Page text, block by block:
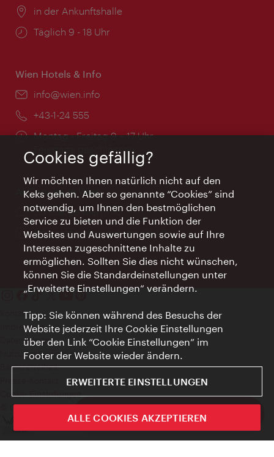
ivie - Die offizielle City Guide App
Ort:
in der Ankunftshalle
Öffnungszeiten:
Täglich 9 - 18 Uhr
Wien Hotels & Info
Email:
info@wien.info
Telefon:
+43-1-24 555
Öffnungszeiten:
Montag - Freitag 9 – 17 Uhr
Feiertags geschlossen
AI Concierge Wien
Ort:
concierge.wien.info
Öffnungszeiten:
Informationen rund um die Uhr
Kontakt
Impressum
Datenschutz
Nutzungsbedingungen
Barrierefreiheit
Cookie Einstellungen
© Copyright WienTourismus
Cookies gefällig?
Wir möchten Ihnen natürlich nicht auf den
Keks gehen. Aber so genannte “Cookies” sind
notwendig, um Ihnen den bestmöglichen
Service zu bieten und die Funktion der
Websites und Auswertungen sowie auf Ihre
Interessen zugeschnittene Inhalte zu
ermöglichen. Sollten Sie dies nicht wünschen,
können Sie die Standardeinstellungen unter
„Erweiterte Einstellungen“ verändern.
Tipp: Sie können während des Besuchs der
Website jederzeit Ihre Cookie Einstellungen
über den Link “Cookie Einstellungen” im
Footer der Website wieder ändern.
ERWEITERTE EINSTELLUNGEN
ALLE COOKIES AKZEPTIEREN